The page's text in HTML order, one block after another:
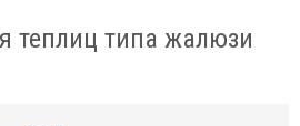
теплиц типа жалюзи